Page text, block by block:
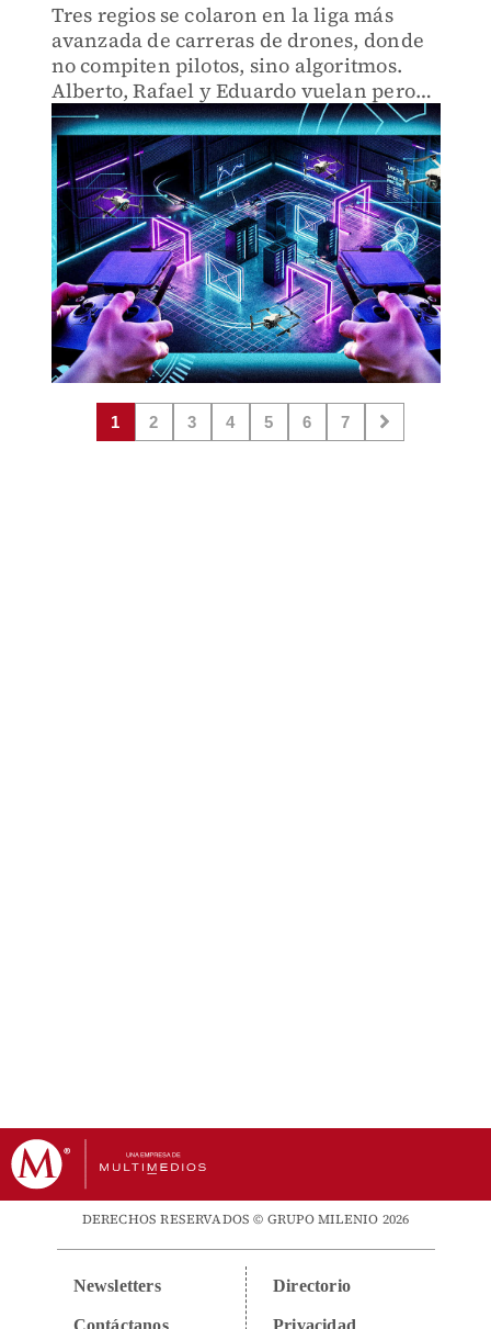
Tres regios se colaron en la liga más
avanzada de carreras de drones, donde
no compiten pilotos, sino algoritmos.
Alberto, Rafael y Eduardo vuelan pero
sin despegar los pies del suelo.
1 2 3 4 5 6 7
DERECHOS RESERVADOS © GRUPO MILENIO 2026
Newsletters
Contáctanos
Directorio
Privacidad